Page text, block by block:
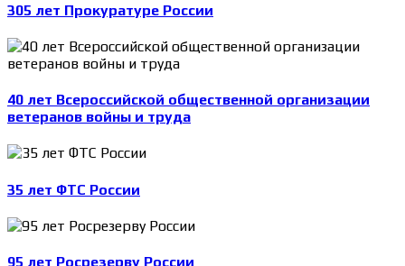
305 лет Прокуратуре России
40 лет Всероссийской общественной организации
ветеранов войны и труда
35 лет ФТС России
95 лет Росрезерву России